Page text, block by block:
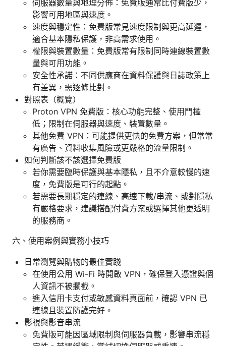
伺服器數量與地理分佈：免費版通常比付費版少，
影響可用地區與速度。
速度與穩定性：免費版常見速度限制與更高延遲，
適合基本隱私保護，非高需求使用。
權限與裝置數量：免費版常有限制同時連線裝置數
量與可用功能。
安全性承諾：不同供應商在資料保護與日誌政策上
有差異，需逐條比對。
對照表（概覽）
Proton VPN 免費版：核心功能完整、使用門檻
低；限制在伺服器與速度、裝置數量。
其他免費 VPN：可能提供更快的免費方案，但常常
有廣告、資料收集風險或更嚴格的流量限制。
如何判斷該不該選擇免費版
若你需要臨時保護與基本隱私，且不介意較慢的速
度，免費版是可行的起點。
若需要長期穩定的連線、高速下載/串流、或對隱私
有嚴格要求，建議搭配付費方案或選擇其他更透明
的服務商。
六、使用案例與實務小技巧
日常瀏覽與購物的最佳實踐
在使用公用 Wi-Fi 時開啟 VPN，確保登入憑證與個
人資訊不被攔截。
進入信用卡支付或敏感資料頁面前，確認 VPN 已
連線且裝置防護完好。
影視與影音串流
免費版可能因區域限制與伺服器負載，影響串流穩